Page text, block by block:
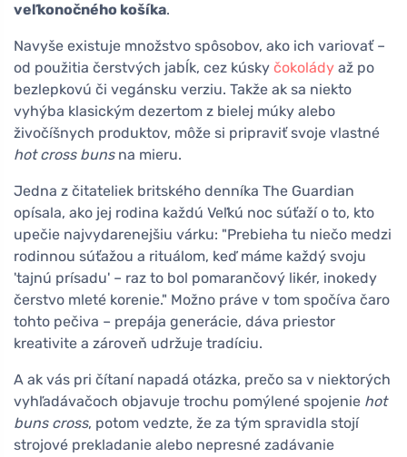
veľkonočného košíka.
Navyše existuje množstvo spôsobov, ako ich variovať –
od použitia čerstvých jabĺk, cez kúsky čokolády až po
bezlepkovú či vegánsku verziu. Takže ak sa niekto
vyhýba klasickým dezertom z bielej múky alebo
živočíšnych produktov, môže si pripraviť svoje vlastné
hot cross bunsna mieru.
Jedna z čitateliek britského denníka The Guardian
opísala, ako jej rodina každú Veľkú noc súťaží o to, kto
upečie najvydarenejšiu várku: "Prebieha tu niečo medzi
rodinnou súťažou a rituálom, keď máme každý svoju
'tajnú prísadu' – raz to bol pomarančový likér, inokedy
čerstvo mleté korenie." Možno práve v tom spočíva čaro
tohto pečiva – prepája generácie, dáva priestor
kreativite a zároveň udržuje tradíciu.
A ak vás pri čítaní napadá otázka, prečo sa v niektorých
vyhľadávačoch objavuje trochu pomýlené spojenie hot
buns cross, potom vedzte, že za tým spravidla stojí
strojové prekladanie alebo nepresné zadávanie